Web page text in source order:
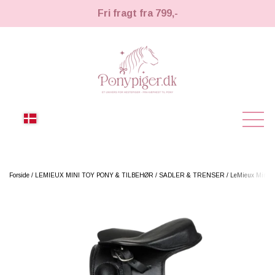
Fri fragt fra 799,-
NYHEDER
STRIGLER & TILBEHØR
LEMIEUX TOY PONY
TIL HESTEPIGER
Forside LEMIEUX MINI TOY PONY & TILBEHØR SADLER & TRENSER LeMieux Mini